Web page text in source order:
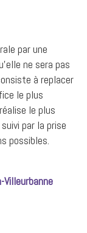
par une
ne sera pas
à replacer
le plus
le plus
par la prise
possibles.